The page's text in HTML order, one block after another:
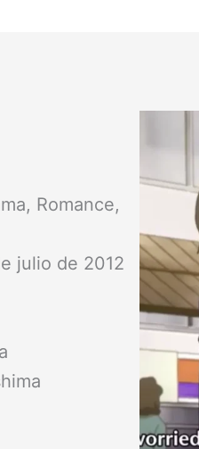
Romance,
julio de 2012
sobre la
es